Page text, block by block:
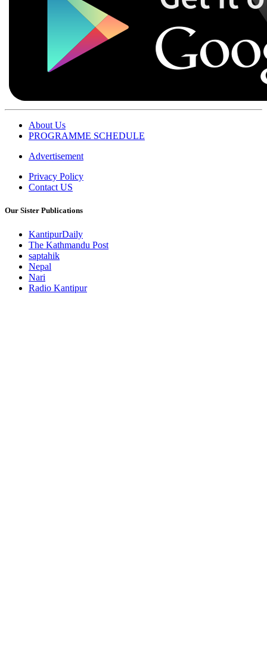
About Us
PROGRAMME SCHEDULE
Advertisement
Privacy Policy
Contact US
Our Sister Publications
KantipurDaily
The Kathmandu Post
saptahik
Nepal
Nari
Radio Kantipur